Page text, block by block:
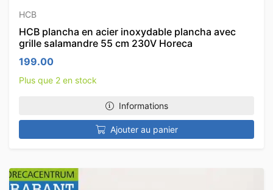
HCB
HCB plancha en acier inoxydable plancha avec
grille salamandre 55 cm 230V Horeca
199.00
Plus que 2 en stock
Informations
Ajouter au panier